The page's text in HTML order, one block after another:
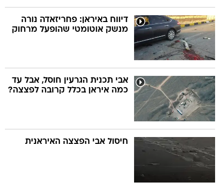
דיווח באיראן: פחריזאדה נורה
מנשק אוטומטי שהופעל מרחוק
אבי תכנית הגרעין חוסל, אבל עד
כמה איראן בכלל קרובה לפצצה?
חיסול אבי הפצצה האיראנית